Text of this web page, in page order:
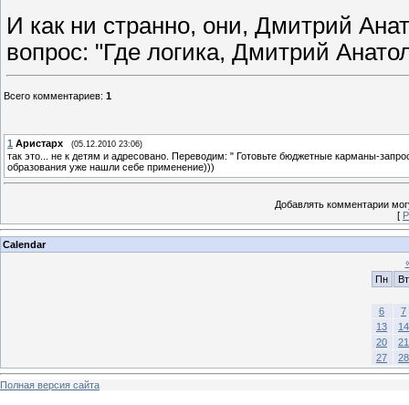
И как ни странно, они, Дмитрий
вопрос: "Где логика, Дмитрий
Всего комментариев: 1
1 Аристарх (05.12.2010 23:06)
так это... не к детям и адресовано. Переводим: " Готовьте бюджетные карманы-
образования уже нашли себе применение)))
Добавлять комментарии
[
Calendar
Пн
Вт
6
7
13
14
20
21
27
28
Полная версия сайта